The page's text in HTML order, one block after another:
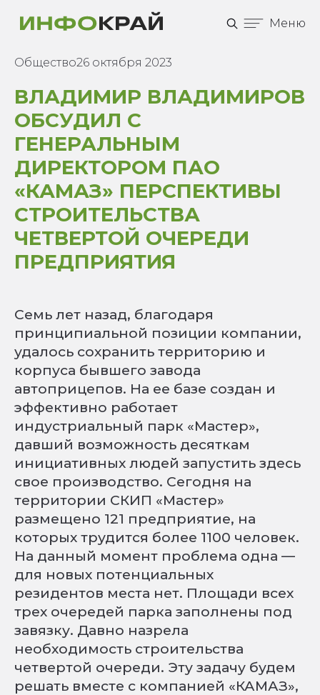
Меню
Общество26 октября 2023
ВЛАДИМИР ВЛАДИМИРОВ
ОБСУДИЛ С
ГЕНЕРАЛЬНЫМ
ДИРЕКТОРОМ ПАО
«КАМАЗ» ПЕРСПЕКТИВЫ
СТРОИТЕЛЬСТВА
ЧЕТВЕРТОЙ ОЧЕРЕДИ
ПРЕДПРИЯТИЯ
Семь лет назад, благодаря
принципиальной позиции компании,
удалось сохранить территорию и
корпуса бывшего завода
автоприцепов. На ее базе создан и
эффективно работает
индустриальный парк «Мастер»,
давший возможность десяткам
инициативных людей запустить здесь
свое производство. Сегодня на
территории СКИП «Мастер»
размещено 121 предприятие, на
которых трудится более 1100 человек.
На данный момент проблема одна —
для новых потенциальных
резидентов места нет. Площади всех
трех очередей парка заполнены под
завязку. Давно назрела
необходимость строительства
четвертой очереди. Эту задачу будем
решать вместе с компанией «КАМАЗ»,